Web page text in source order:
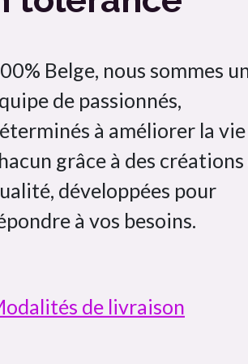
Belge, nous sommes
de passionnés,
à améliorer la
grâce à des créations
développées pour
à vos besoins.
de livraison